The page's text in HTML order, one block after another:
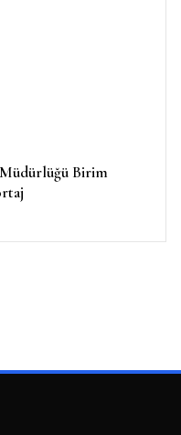
Müdürlüğü Birim